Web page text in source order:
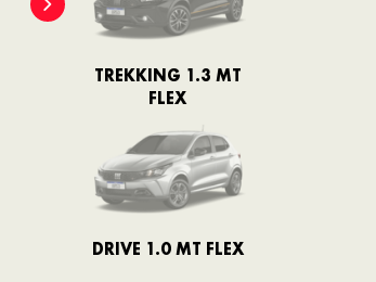
TREKKING 1.3 MT
FLEX
DRIVE 1.0 MT FLEX